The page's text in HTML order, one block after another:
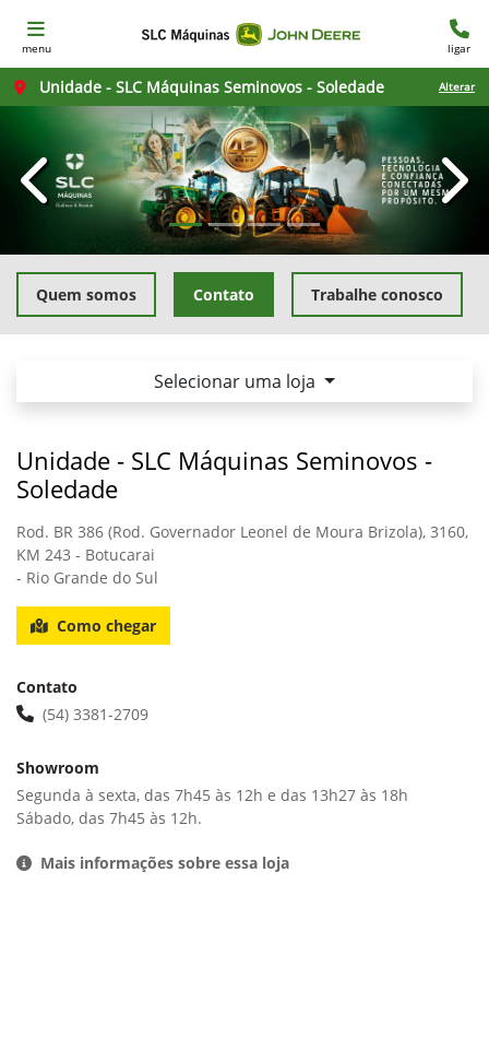
menu ligar
Unidade - SLC Máquinas Seminovos - Soledade Alterar
templates.template-
Quem somos Contato Trabalhe conosco
Selecionar uma loja
Unidade - SLC Máquinas Seminovos -
Soledade
Rod. BR 386 (Rod. Governador Leonel de Moura Brizola), 3160,
KM 243 - Botucarai
- Rio Grande do Sul
Como chegar
Contato
(54) 3381-2709
Showroom
Segunda à sexta, das 7h45 às 12h e das 13h27 às 18h
Sábado, das 7h45 às 12h.
Mais informações sobre essa loja